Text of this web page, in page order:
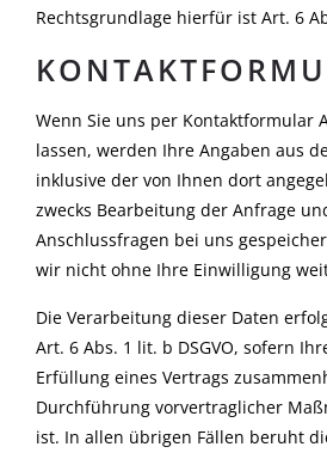
Rechtsgrundlage hierfür ist Art. 6
Wenn Sie uns per Kontaktformular
lassen, werden Ihre Angaben aus
inklusive der von Ihnen dort
zwecks Bearbeitung der Anfrage
Anschlussfragen bei uns
wir nicht ohne Ihre Einwilligung
Die Verarbeitung dieser Daten
Art. 6 Abs. 1 lit. b DSGVO, sofern
Erfüllung eines Vertrags
Durchführung vorvertraglicher
ist. In allen übrigen Fällen beruht